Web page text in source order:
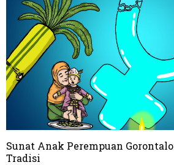
Sunat Anak Perempuan
Tradisi